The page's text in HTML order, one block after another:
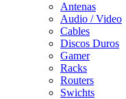
Antenas
Audio / Video
Cables
Discos Duros
Gamer
Racks
Routers
Swichts